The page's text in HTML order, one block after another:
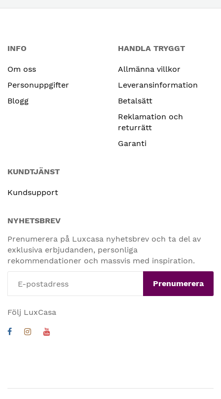
INFO
Om oss
Personuppgifter
Blogg
HANDLA TRYGGT
Allmänna villkor
Leveransinformation
Betalsätt
Reklamation och
returrätt
Garanti
KUNDTJÄNST
Kundsupport
NYHETSBREV
Prenumerera på Luxcasa nyhetsbrev och ta del av
exklusiva erbjudanden, personliga
rekommendationer och massvis med inspiration.
Prenumerera
Följ LuxCasa